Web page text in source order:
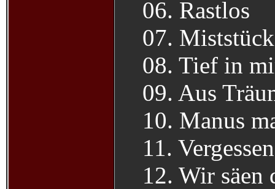
06. Rastlos
07. Miststück
08. Tief in
09. Aus
10. Manus
11.
12. Wir säen